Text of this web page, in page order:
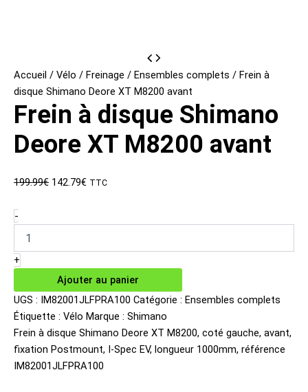
Accueil / Vélo / Freinage / Ensembles complets / Frein à
disque Shimano Deore XT M8200 avant
Frein à disque Shimano
Deore XT M8200 avant
199.99€ Le
142.79€LeTTC
-
de
Frein
à
disque
Deore
XT
M8200
avant
+
Ajouter au panier
UGS :
IM82001JLFPRA100 Catégorie : Ensembles complets
Étiquette : Vélo Marque : Shimano
Frein à disque Shimano Deore XT M8200, coté gauche, avant,
fixation Postmount, I-Spec EV, longueur 1000mm, référence
IM82001JLFPRA100